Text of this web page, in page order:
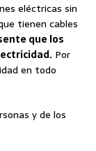
eléctricas sin
tienen cables
que los
Por
en todo
y de los